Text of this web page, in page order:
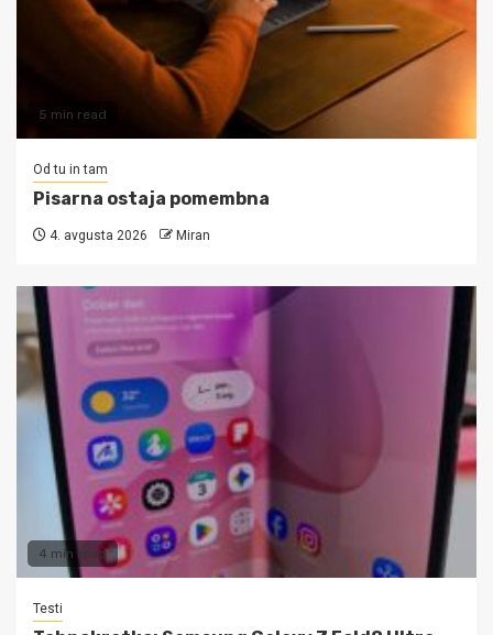
5 min read
Od tu in tam
Pisarna ostaja pomembna
4. avgusta 2026 Miran
4 min read
Testi